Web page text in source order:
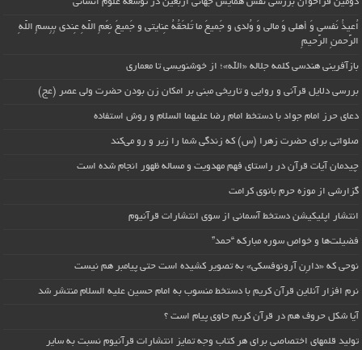
دومین فراخوان بررسی نقش همایش جهانی اربعین در توسعه علوم انسانی
اُعیذُ نَفسی وَ أهلی وَ مالی وَ وُلدی و جَمیعَ ما تَلحَقُهُ عِنایتی و جَمیعَ نِعَمِ اللّهِ عِندی بِبِسمِ اللّهِ
الرَّحمنِ الرَّحیمِ
بازآفرینی هندسی کلمه جلاله «الله»؛ از خوشنویسی تا معماری
بررسی دلایل قرآنی و روایی و تاریخی مبنی بر امکان زن بودن حضرت ولی عصر (عج)
دعای حرز امام جواد با دستخط امام رضا علیهما السلام و روش استفاده
صلواتی برای حضرت زهرا (س) که زندگی شما را زیر و رو می‌کند
چیدمان آیات قرآن در راستای فهم مهدویت و مساله ظهور انجام شده است
گزارشی از موزه حرم بانوی کرامت
انتشار اپلیکیشن دستخط آسمانی از سوی انتشارات قرآنیوم
فضیلت‌ها و خواص سوره مبارکه “حمد”
نوحی که «دارِن آرونوفسکی» به تصویر کشیده است حتی پیامبر هم نیست
نرم افزار آنلاین قرآن کریم با دستخط منسوب به امام حسین علیه السلام منتشر شد
آیا شکل حروف هم در قرآن کریم حاوی پیام است ؟
تولید قلمهای اختصاصی برای هر کتاب وجه تمایز انتشارات قرآنیوم نسبت به سایر